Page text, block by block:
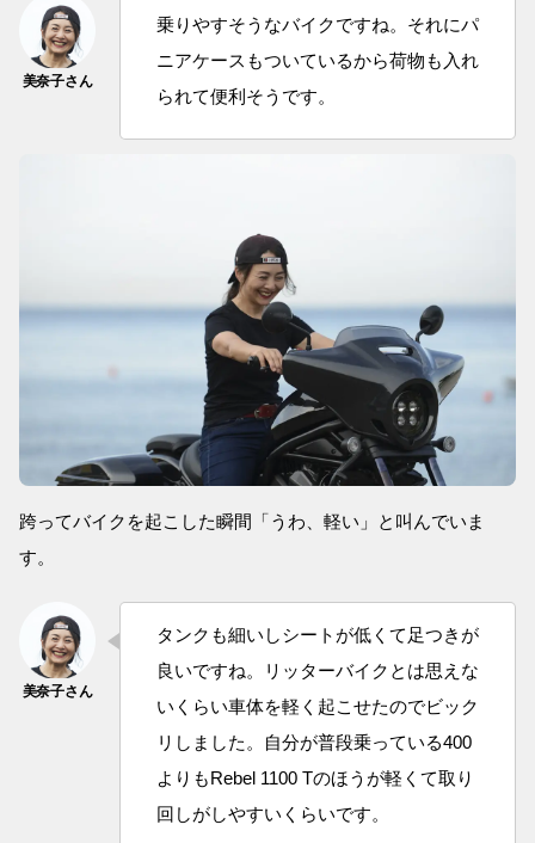
乗りやすそうなバイクですね。それにパ
ニアケースもついているから荷物も入れ
られて便利そうです。
跨ってバイクを起こした瞬間「うわ、軽い」と叫んでいま
す。
タンクも細いしシートが低くて足つきが
良いですね。リッターバイクとは思えな
いくらい車体を軽く起こせたのでビック
リしました。自分が普段乗っている400
よりもRebel 1100 Tのほうが軽くて取り
回しがしやすいくらいです。